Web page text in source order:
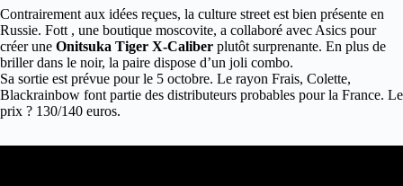
Contrairement aux idées reçues, la culture street est bien présente en
Russie. Fott , une boutique moscovite, a collaboré avec Asics pour
créer une Onitsuka Tiger X-Caliber plutôt surprenante. En plus de
briller dans le noir, la paire dispose d’un joli combo.
Sa sortie est prévue pour le 5 octobre. Le rayon Frais, Colette,
Blackrainbow font partie des distributeurs probables pour la France. Le
prix ? 130/140 euros.